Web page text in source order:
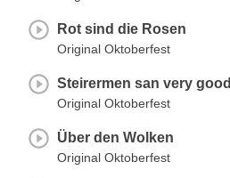
Rot sind die Rosen
Original Oktoberfest
Steirermen san very good
Original Oktoberfest
Über den Wolken
Original Oktoberfest